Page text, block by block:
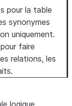
pour la table
synonymes
uniquement.
faire
relations, les
logique.